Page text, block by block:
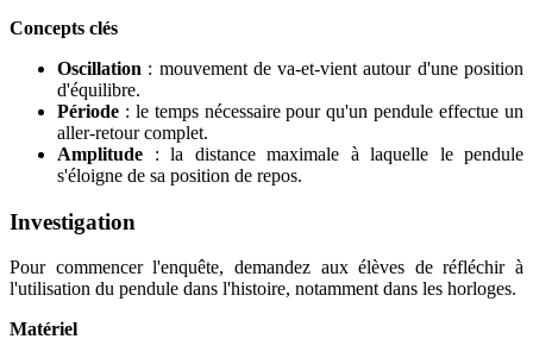
Concepts clés
Oscillation : mouvement de va-et-vient autour d'une position
d'équilibre.
Période : le temps nécessaire pour qu'un pendule effectue un
aller-retour complet.
Amplitude : la distance maximale à laquelle le pendule
s'éloigne de sa position de repos.
Investigation
Pour commencer l'enquête, demandez aux élèves de réfléchir à
l'utilisation du pendule dans l'histoire, notamment dans les horloges.
Matériel